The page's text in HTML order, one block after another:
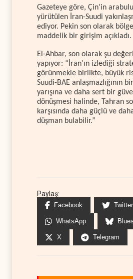
Gazeteye göre, Çin’in
yürütülen İran-Suudi
ediyor. Pekin son olarak
maddelik bir girişim açıkladı.
El-Ahbar, son olarak şu
yapıyor: “İran’ın izlediği
görünmekle birlikte, büyük
Suudi-BAE anlaşmazlığının
yarışına ve daha sert bir
dönüşmesi halinde, Tahran
karşısında daha güçlü ve
düşman bulabilir.”
Paylaş:
Facebook Twitter
WhatsApp
X Telegram